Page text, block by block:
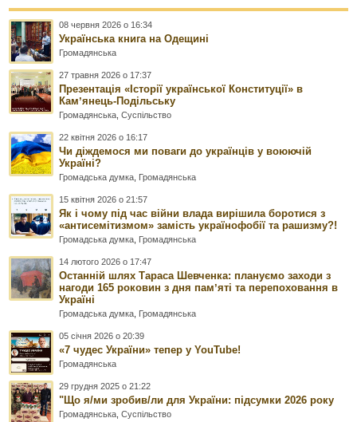
08 червня 2026 о 16:34
Українська книга на Одещині
Громадянська
27 травня 2026 о 17:37
Презентація «Історії української Конституції» в
Камʼянець-Подільську
Громадянська ,Суспільство
22 квітня 2026 о 16:17
Чи діждемося ми поваги до українців у воюючій
Україні?
Громадська думка Громадянська
15 квітня 2026 о 21:57
Як і чому під час війни влада вирішила боротися з
«антисемітизмом» замість українофобії та рашизму?!
Громадська думка Громадянська
14 лютого 2026 о 17:47
Останній шлях Тараса Шевченка: плануємо заходи з
нагоди 165 роковин з дня памʼяті та перепоховання в
Україні
Громадська думка Громадянська
05 січня 2026 о 20:39
«7 чудес України» тепер у YouTube!
Громадянська
29 грудня 2025 о 21:22
"Що я/ми зробив/ли для України: підсумки 2026 року
Громадянська ,Суспільство